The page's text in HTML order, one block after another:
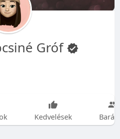
Gróf
Kedvelések